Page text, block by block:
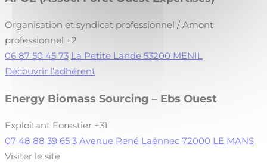
Organisation et syndicat professionnel / Amont
professionnel +2
06 87 50 45 73 La Petite Lande 53200 MENIL
Découvrir l’adhérent
Energy Biomass Sourcing – Ebs Ouest
Exploitant Forestier +31
07 48 88 39 65 3 Avenue René Laënnec 72000 LE MANS
Visiter le site